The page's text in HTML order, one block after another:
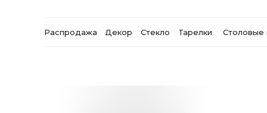
Распродажа Декор Столовые
Стекло Тарелки